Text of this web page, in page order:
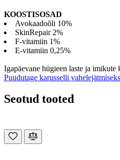
KOOSTISOSAD
Avokaadoõli 10%
SkinRepair 2%
F-vitamiin 1%
E-vitamiin 0,25%
Igapäevane hügieen laste ja
Puudutage karusselli vahelejätmiseks
Seotud tooted